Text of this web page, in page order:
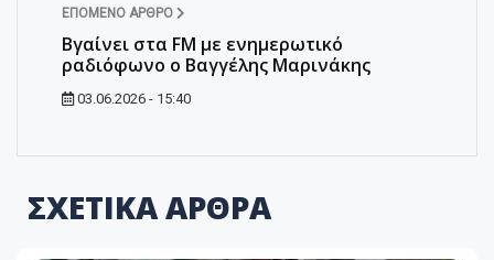
ΕΠΌΜΕΝΟ ΆΡΘΡΟ
Βγαίνει στα FM με ενημερωτικό
ραδιόφωνο ο Βαγγέλης Μαρινάκης
03.06.2026 - 15:40
ΣΧΕΤΙΚΑ ΑΡΘΡΑ